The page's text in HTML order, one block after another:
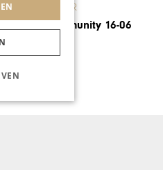
2022: warme
klanken op mooie plekjes in